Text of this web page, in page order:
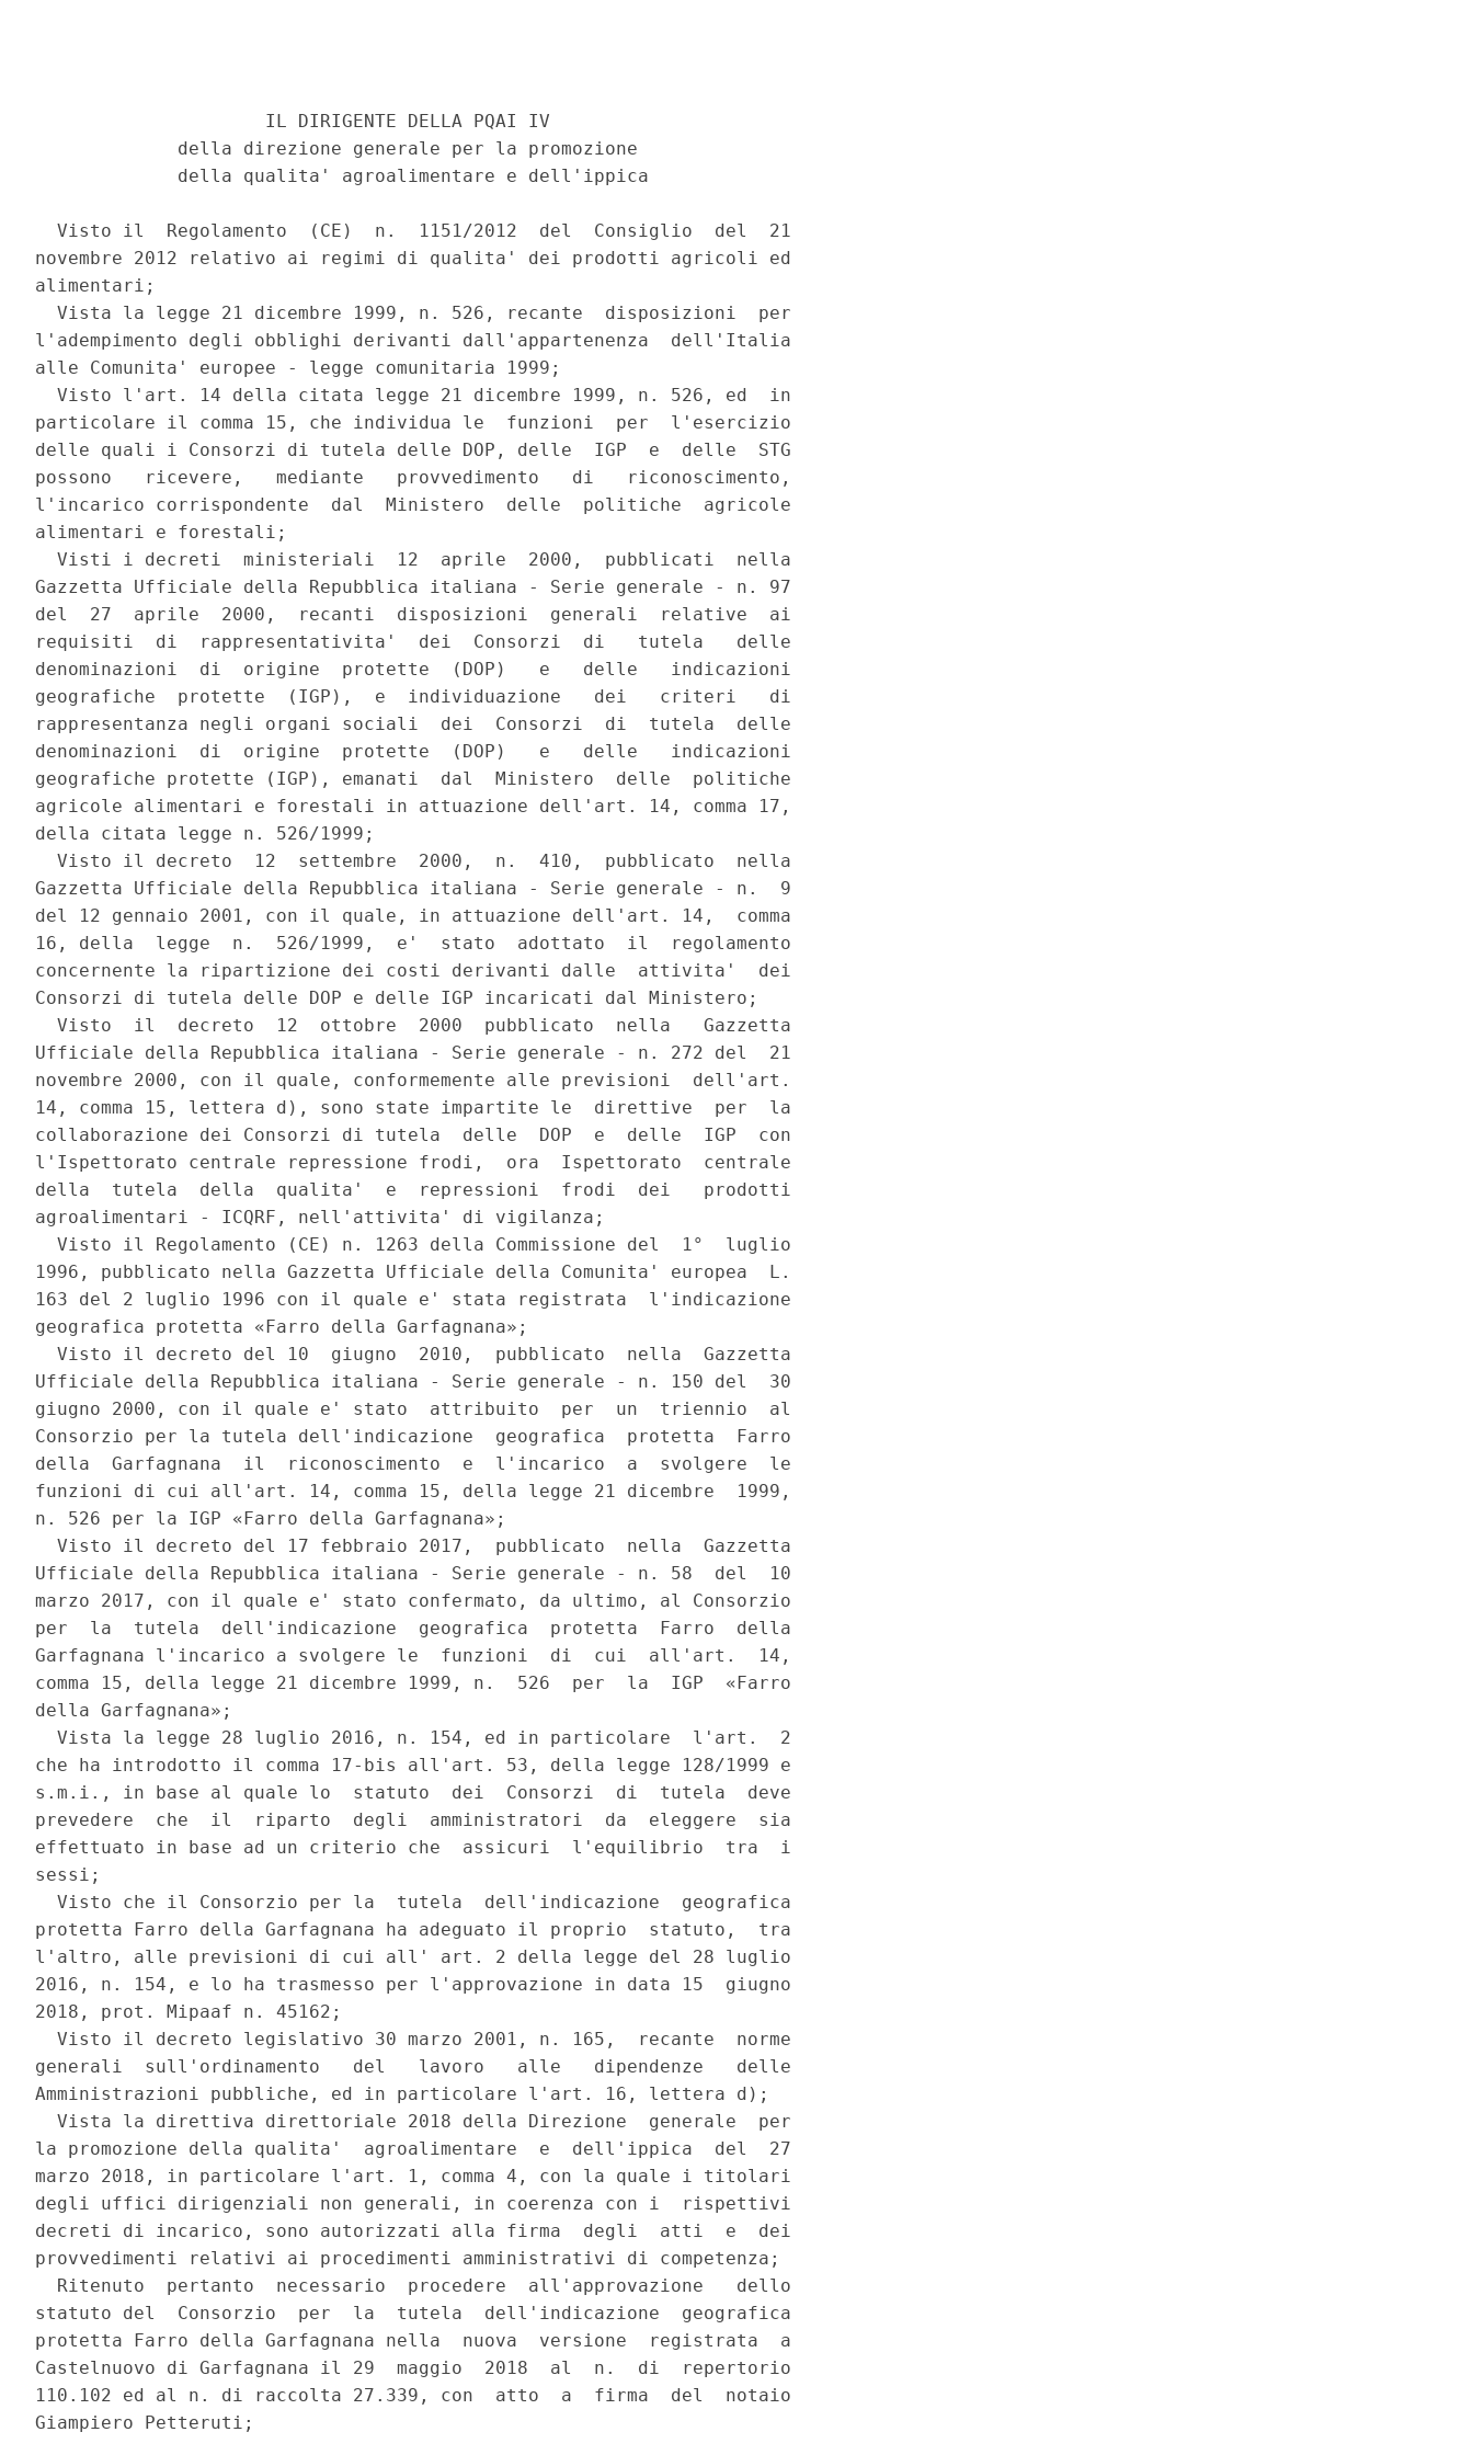
                     IL DIRIGENTE DELLA PQAI IV
             della direzione generale per la promozione
             della qualita' agroalimentare e dell'ippica
  Visto il  Regolamento  (CE)  n.  1151/2012  del  Consiglio  del  21
novembre 2012 relativo ai regimi di qualita' dei prodotti agricoli ed
alimentari;
  Vista la legge 21 dicembre 1999, n. 526, recante  disposizioni  per
l'adempimento degli obblighi derivanti dall'appartenenza  dell'Italia
alle Comunita' europee - legge comunitaria 1999;
  Visto l'art. 14 della citata legge 21 dicembre 1999, n. 526, ed  in
particolare il comma 15, che individua le  funzioni  per  l'esercizio
delle quali i Consorzi di tutela delle DOP, delle  IGP  e  delle  STG
possono   ricevere,   mediante   provvedimento   di   riconoscimento,
l'incarico corrispondente  dal  Ministero  delle  politiche  agricole
alimentari e forestali;
  Visti i decreti  ministeriali  12  aprile  2000,  pubblicati  nella
Gazzetta Ufficiale della Repubblica italiana - Serie generale - n. 97
del  27  aprile  2000,  recanti  disposizioni  generali  relative  ai
requisiti  di  rappresentativita'  dei  Consorzi  di   tutela   delle
denominazioni  di  origine  protette  (DOP)   e   delle   indicazioni
geografiche  protette  (IGP),  e  individuazione   dei   criteri   di
rappresentanza negli organi sociali  dei  Consorzi  di  tutela  delle
denominazioni  di  origine  protette  (DOP)   e   delle   indicazioni
geografiche protette (IGP), emanati  dal  Ministero  delle  politiche
agricole alimentari e forestali in attuazione dell'art. 14, comma 17,
della citata legge n. 526/1999;
  Visto il decreto  12  settembre  2000,  n.  410,  pubblicato  nella
Gazzetta Ufficiale della Repubblica italiana - Serie generale - n.  9
del 12 gennaio 2001, con il quale, in attuazione dell'art. 14,  comma
16, della  legge  n.  526/1999,  e'  stato  adottato  il  regolamento
concernente la ripartizione dei costi derivanti dalle  attivita'  dei
Consorzi di tutela delle DOP e delle IGP incaricati dal Ministero;
  Visto  il  decreto  12  ottobre  2000  pubblicato  nella   Gazzetta
Ufficiale della Repubblica italiana - Serie generale - n. 272 del  21
novembre 2000, con il quale, conformemente alle previsioni  dell'art.
14, comma 15, lettera d), sono state impartite le  direttive  per  la
collaborazione dei Consorzi di tutela  delle  DOP  e  delle  IGP  con
l'Ispettorato centrale repressione frodi,  ora  Ispettorato  centrale
della  tutela  della  qualita'  e  repressioni  frodi  dei   prodotti
agroalimentari - ICQRF, nell'attivita' di vigilanza;
  Visto il Regolamento (CE) n. 1263 della Commissione del  1°  luglio
1996, pubblicato nella Gazzetta Ufficiale della Comunita' europea  L.
163 del 2 luglio 1996 con il quale e' stata registrata  l'indicazione
geografica protetta «Farro della Garfagnana»;
  Visto il decreto del 10  giugno  2010,  pubblicato  nella  Gazzetta
Ufficiale della Repubblica italiana - Serie generale - n. 150 del  30
giugno 2000, con il quale e' stato  attribuito  per  un  triennio  al
Consorzio per la tutela dell'indicazione  geografica  protetta  Farro
della  Garfagnana  il  riconoscimento  e  l'incarico  a  svolgere  le
funzioni di cui all'art. 14, comma 15, della legge 21 dicembre  1999,
n. 526 per la IGP «Farro della Garfagnana»;
  Visto il decreto del 17 febbraio 2017,  pubblicato  nella  Gazzetta
Ufficiale della Repubblica italiana - Serie generale - n. 58  del  10
marzo 2017, con il quale e' stato confermato, da ultimo, al Consorzio
per  la  tutela  dell'indicazione  geografica  protetta  Farro  della
Garfagnana l'incarico a svolgere le  funzioni  di  cui  all'art.  14,
comma 15, della legge 21 dicembre 1999, n.  526  per  la  IGP  «Farro
della Garfagnana»;
  Vista la legge 28 luglio 2016, n. 154, ed in particolare  l'art.  2
che ha introdotto il comma 17-bis all'art. 53, della legge 128/1999 e
s.m.i., in base al quale lo  statuto  dei  Consorzi  di  tutela  deve
prevedere  che  il  riparto  degli  amministratori  da  eleggere  sia
effettuato in base ad un criterio che  assicuri  l'equilibrio  tra  i
sessi;
  Visto che il Consorzio per la  tutela  dell'indicazione  geografica
protetta Farro della Garfagnana ha adeguato il proprio  statuto,  tra
l'altro, alle previsioni di cui all' art. 2 della legge del 28 luglio
2016, n. 154, e lo ha trasmesso per l'approvazione in data 15  giugno
2018, prot. Mipaaf n. 45162;
  Visto il decreto legislativo 30 marzo 2001, n. 165,  recante  norme
generali  sull'ordinamento   del   lavoro   alle   dipendenze   delle
Amministrazioni pubbliche, ed in particolare l'art. 16, lettera d);
  Vista la direttiva direttoriale 2018 della Direzione  generale  per
la promozione della qualita'  agroalimentare  e  dell'ippica  del  27
marzo 2018, in particolare l'art. 1, comma 4, con la quale i titolari
degli uffici dirigenziali non generali, in coerenza con i  rispettivi
decreti di incarico, sono autorizzati alla firma  degli  atti  e  dei
provvedimenti relativi ai procedimenti amministrativi di competenza;
  Ritenuto  pertanto  necessario  procedere  all'approvazione   dello
statuto del  Consorzio  per  la  tutela  dell'indicazione  geografica
protetta Farro della Garfagnana nella  nuova  versione  registrata  a
Castelnuovo di Garfagnana il 29  maggio  2018  al  n.  di  repertorio
110.102 ed al n. di raccolta 27.339, con  atto  a  firma  del  notaio
Giampiero Petteruti;